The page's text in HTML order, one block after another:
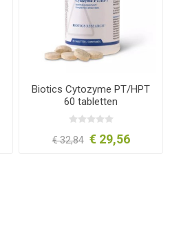
Biotics Cytozyme PT/HPT
60 tabletten
€ 32,84 € 29,56